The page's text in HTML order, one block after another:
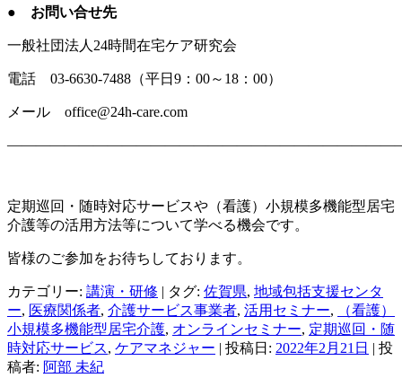
● お問い合せ先
一般社団法人24時間在宅ケア研究会
電話 03-6630-7488（平日9：00～18：00）
メール office@24h-care.com
定期巡回・随時対応サービスや（看護）小規模多機能型居宅
介護等の活用方法等について学べる機会です。
皆様のご参加をお待ちしております。
カテゴリー: 講演・研修 | タグ: 佐賀県, 地域包括支援センタ
ー, 医療関係者, 介護サービス事業者, 活用セミナー,
（看護）
小規模多機能型居宅介護, オンラインセミナー, 定期巡回・随
時対応サービス, ケアマネジャー | 投稿日: 2022年2月21日 | 投
稿者: 阿部 未紀